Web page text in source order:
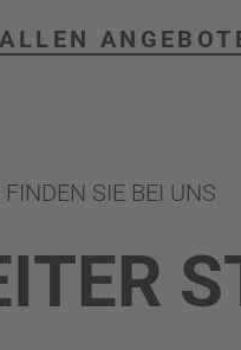
SIE BEI UNS